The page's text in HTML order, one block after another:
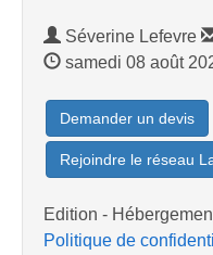
Séverine Lefevre
samedi 08 août
Demander un devis
Rejoindre le réseau
Edition -
Politique de